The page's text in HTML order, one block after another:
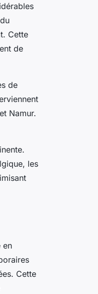
Cette
de
de
Namur.
les
en
Cette